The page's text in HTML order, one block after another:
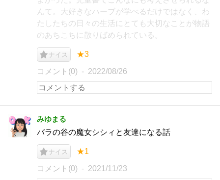
んて。大好きなハーブが学べるだけではなく、わ
たしたちの日々の生活にとても大切なことが物語
のあちこちに散りばめられている。
ナイス ★3
コメント(0) 2022/08/26
みゆまる
バラの谷の魔女シシィと友達になる話
ナイス ★1
コメント(0) 2021/11/23